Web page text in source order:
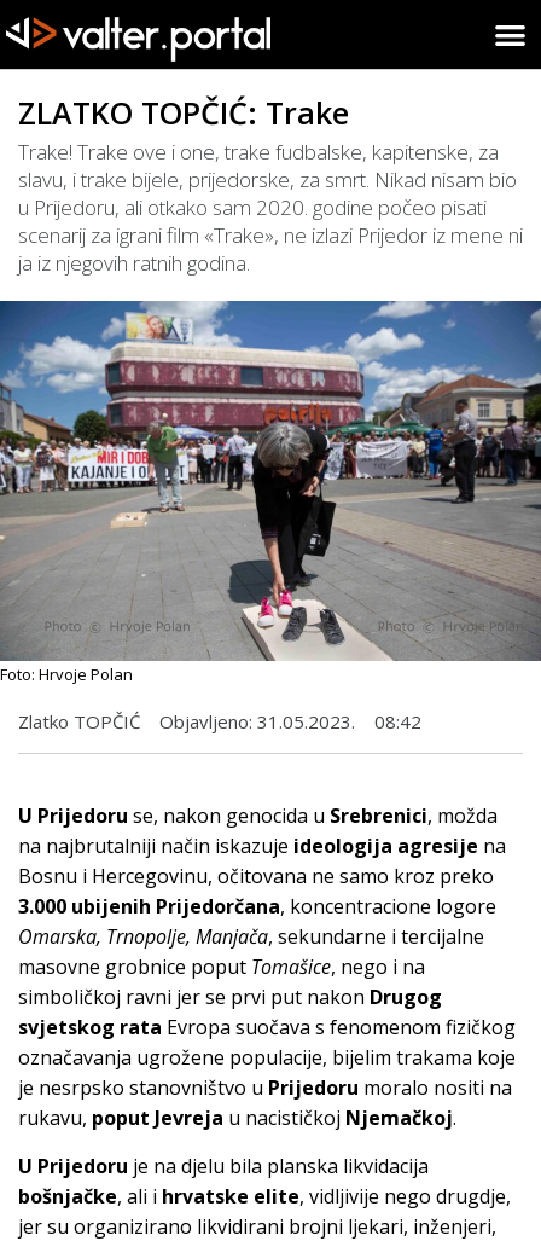
ZLATKO TOPČIĆ: Trake
Trake! Trake ove i one, trake fudbalske, kapitenske, za
slavu, i trake bijele, prijedorske, za smrt. Nikad nisam bio
u Prijedoru, ali otkako sam 2020. godine počeo pisati
scenarij za igrani film «Trake», ne izlazi Prijedor iz mene ni
ja iz njegovih ratnih godina.
Foto: Hrvoje Polan
Zlatko TOPČIĆ Objavljeno: 31.05.2023. 08:42
U Prijedoru se, nakon genocida u Srebrenici, možda
na najbrutalniji način iskazuje ideologija agresije na
Bosnu i Hercegovinu, očitovana ne samo kroz preko
3.000 ubijenih Prijedorčana, koncentracione logore
Omarska, Trnopolje, Manjača, sekundarne i tercijalne
masovne grobnice poput Tomašice, nego i na
simboličkoj ravni jer se prvi put nakon Drugog
svjetskog rata Evropa suočava s fenomenom fizičkog
označavanja ugrožene populacije, bijelim trakama koje
je nesrpsko stanovništvo u Prijedoru moralo nositi na
rukavu, poput Jevreja u nacističkoj Njemačkoj.
U Prijedoru je na djelu bila planska likvidacija
bošnjačke, ali i hrvatske elite, vidljivije nego drugdje,
jer su organizirano likvidirani brojni ljekari, inženjeri,